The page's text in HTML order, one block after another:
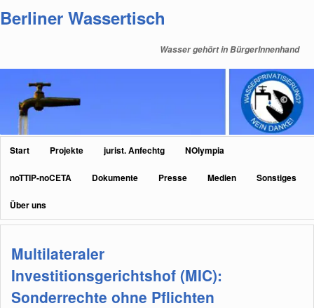
primären
sekundären
Berliner Wassertisch
Wasser gehört in BürgerInnenhand
Hauptmenü
Start Projekte jurist. Anfechtg NOlympia
noTTIP-noCETA Dokumente Presse Medien Sonstiges
Über uns
Multilateraler
Investitionsgerichtshof (MIC):
Sonderrechte ohne Pflichten